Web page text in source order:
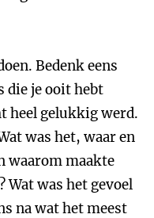
Bedenk eens
die je ooit hebt
heel gelukkig werd.
was het, waar en
waarom maakte
Wat was het gevoel
na wat het meest